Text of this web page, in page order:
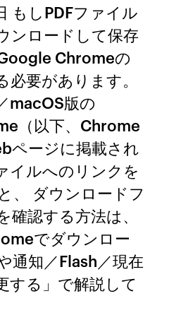
もしPDFファイル
ンロードして保存
Chromeの
必要があります。
macOS版の
（以下、Chrome
ページに掲載され
イルへのリンクを
、 ダウンロードフ
確認する方法は、
でダウンロー
通知／Flash／現在
する」で解説して